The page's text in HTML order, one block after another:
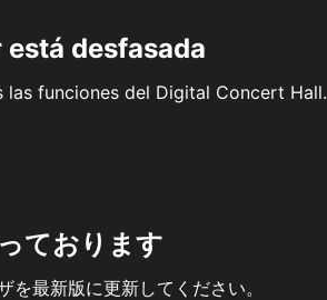
desfasada
funciones del Digital Concert Hall.
ております
最新版に更新してください。